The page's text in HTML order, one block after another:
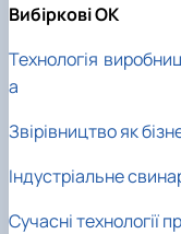
Вибіркові ОК
Технологія
а
Звірівництво як
Індустріальне
Сучасні технології